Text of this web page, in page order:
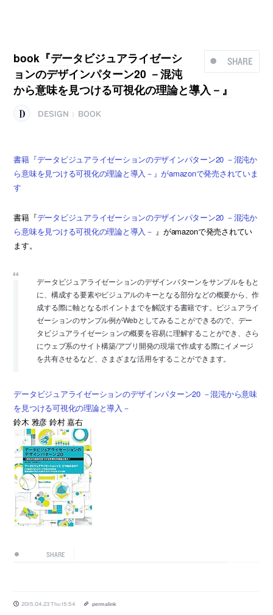
SHARE
book『データビジュアライゼーシ
ョンのデザインパターン20 －混沌
から意味を見つける可視化の理論と導入－』
DESIGN BOOK
書籍『データビジュアライゼーションのデザインパターン20 －混沌か
ら意味を見つける可視化の理論と導入－』がamazonで発売されていま
す
書籍『データビジュアライゼーションのデザインパターン20 －混沌か
ら意味を見つける可視化の理論と導入－ 』がamazonで発売されてい
ます。
データビジュアライゼーションのデザインパターンをサンプルをもと
に、構成する要素やビジュアルのキーとなる部分などの概要から、作
成する際に軸となるポイントまでを解説する書籍です。ビジュアライ
ゼーションのサンプル例がWebとしてみることができるので、デー
タビジュアライゼーションの概要を容易に理解することができ、さら
にウェブ系のサイト構築/アプリ開発の現場で作成する際にイメージ
を共有させるなど、さまざまな活用をすることができます。
データビジュアライゼーションのデザインパターン20 －混沌から意味
を見つける可視化の理論と導入－
鈴木 雅彦 鈴村 嘉右
SHARE
2015.04.23 Thu 15:54 permalink